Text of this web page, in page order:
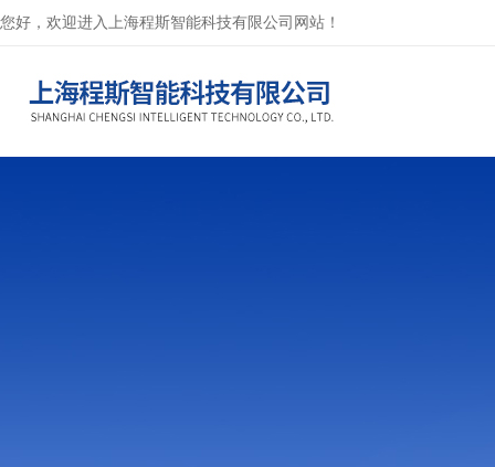
您好，欢迎进入上海程斯智能科技有限公司网站！